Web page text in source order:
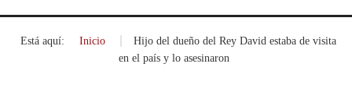
Está aquí: Inicio
Hijo del dueño del Rey David estaba de visita
en el país y lo asesinaron